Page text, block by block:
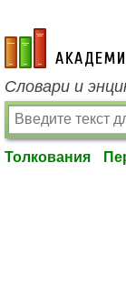
academic.ru
Словари и
Толкования